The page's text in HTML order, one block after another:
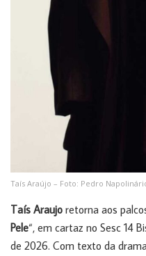
Taís Araújo – Foto: Pedro
Taís Araujo retorna aos
Pele“, em cartaz no Sesc 14
de 2026. Com texto da